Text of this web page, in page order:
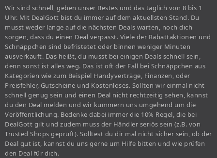
Wir sind schnell, geben unser Bestes und das täglich von 8 bis 1
Uhr. Mit DealGott bist du immer auf dem aktuellsten Stand. Du
musst weder lange auf die nächsten Deals warten, noch dich
sorgen, dass du einen Deal verpasst. Viele der Rabattaktionen und
Schnäppchen sind befristetet oder binnen weniger Minuten
ausverkauft. Das heißt, du musst bei einigen Deals schnell sein,
denn sonst ist alles weg. Das ist oft der Fall bei Schnäppchen aus
Kategorien wie zum Beispiel Handyverträge, Finanzen, oder
Preisfehler, Gutscheine und Kostenloses. Sollten wir einmal nicht
schnell genug sein und einen Deal nicht rechtzeitig sehen, kannst
du den Deal melden und wir kümmern uns umgehend um die
Veröffentlichung. Bedenke dabei immer die 10% Regel, die bei
DealGott gilt und zudem muss der Händler seriös sein (z.B. von
Trusted Shops geprüft). Solltest du dir mal nicht sicher sein, ob der
Deal gut ist, kannst du uns gerne um Hilfe bitten und wie prüfen
den Deal für dich.